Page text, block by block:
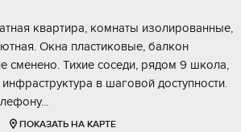
квартира, комнаты изолированные,
Окна пластиковые, балкон
сменено. Тихие соседи, рядом 9 школа,
в шаговой доступности.
ПОКАЗАТЬ НА КАРТЕ